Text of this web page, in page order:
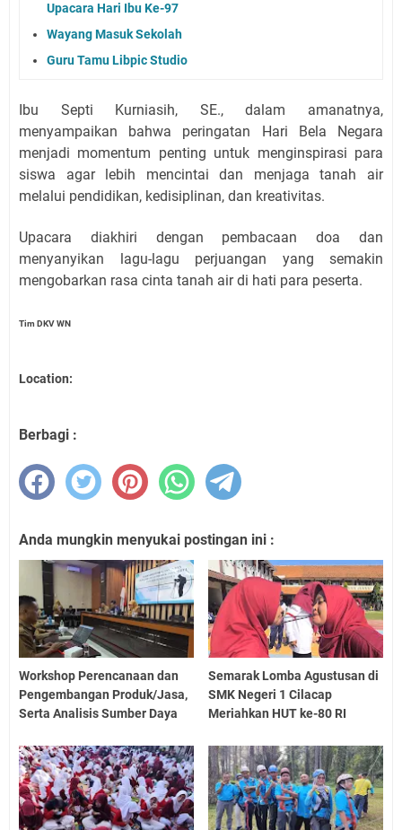
Upacara Hari Ibu Ke-97
Wayang Masuk Sekolah
Guru Tamu Libpic Studio
Ibu Septi Kurniasih, SE., dalam amanatnya,
menyampaikan bahwa peringatan Hari Bela Negara
menjadi momentum penting untuk menginspirasi para
siswa agar lebih mencintai dan menjaga tanah air
melalui pendidikan, kedisiplinan, dan kreativitas.
Upacara diakhiri dengan pembacaan doa dan
menyanyikan lagu-lagu perjuangan yang semakin
mengobarkan rasa cinta tanah air di hati para peserta.
Tim DKV WN
Location:
Berbagi :
Anda mungkin menyukai postingan ini :
Workshop Perencanaan dan
Pengembangan Produk/Jasa,
Serta Analisis Sumber Daya
Semarak Lomba Agustusan di
SMK Negeri 1 Cilacap
Meriahkan HUT ke-80 RI